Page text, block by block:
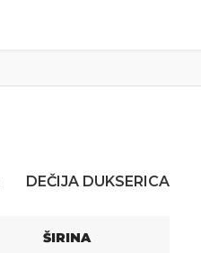
DEČIJA DUKSERICA
ŠIRINA